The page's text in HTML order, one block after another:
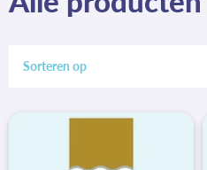
Sorteren op